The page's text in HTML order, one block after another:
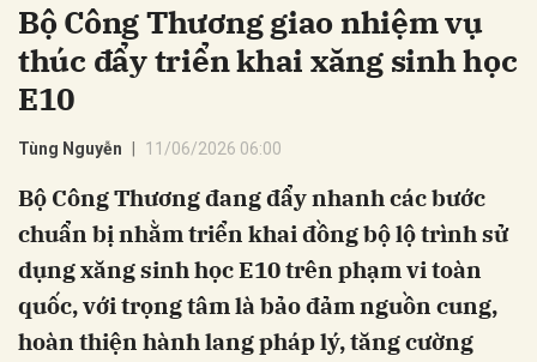
Bộ Công Thương giao nhiệm vụ
thúc đẩy triển khai xăng sinh học
E10
Tùng Nguyễn 11/06/2026 06:00
Bộ Công Thương đang đẩy nhanh các bước
chuẩn bị nhằm triển khai đồng bộ lộ trình sử
dụng xăng sinh học E10 trên phạm vi toàn
quốc, với trọng tâm là bảo đảm nguồn cung,
hoàn thiện hành lang pháp lý, tăng cường
Hủy